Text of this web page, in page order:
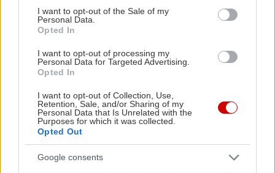
consent section.
I want to opt-out of the Sale of my
Personal Data.
Opted In
I want to opt-out of processing my
Personal Data for Targeted Advertising.
Opted In
I want to opt-out of Collection, Use,
Retention, Sale, and/or Sharing of my
Personal Data that Is Unrelated with the
Purposes for which it was collected.
Opted Out
Google consents
Διαβάστε επίσης